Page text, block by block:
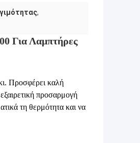
,
Για Λαμπτήρες
Προσφέρει καλή
προσαρμογή
τη θερμότητα και να